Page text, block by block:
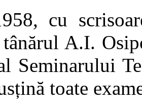
cu
A.I.
Seminarului
toate